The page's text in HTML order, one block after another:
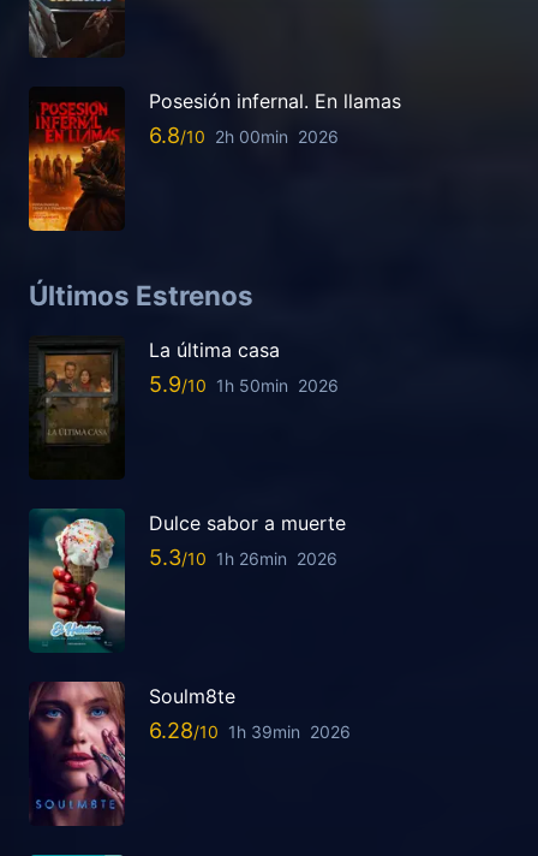
Posesión infernal. En llamas
6.8 2h 00min 2026
Últimos Estrenos
La última casa
5.9 1h 50min 2026
Dulce sabor a muerte
5.3 1h 26min 2026
Soulm8te
6.28 1h 39min 2026